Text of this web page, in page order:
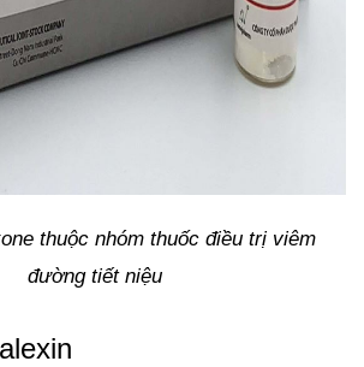
thuộc nhóm thuốc điều trị viêm
đường tiết niệu